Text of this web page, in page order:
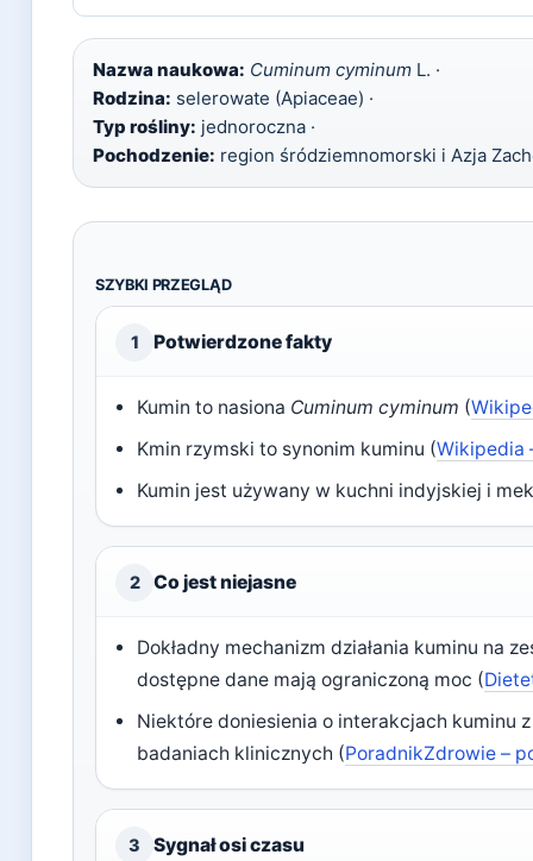
Nazwa naukowa: Cuminum cyminum L. ·
Rodzina: selerowate (Apiaceae) ·
Typ rośliny: jednoroczna ·
Pochodzenie: region śródziemnomorski i Azja
SZYBKI PRZEGLĄD
1 Potwierdzone fakty
Kumin to nasiona Cuminum cyminum (
Kmin rzymski to synonim kuminu (Wikipedia
Kumin jest używany w kuchni indyjskiej i
2 Co jest niejasne
Dokładny mechanizm działania kuminu na
dostępne dane mają ograniczoną moc (
Niektóre doniesienia o interakcjach kuminu
badaniach klinicznych (PoradnikZdrowie –
3 Sygnał osi czasu